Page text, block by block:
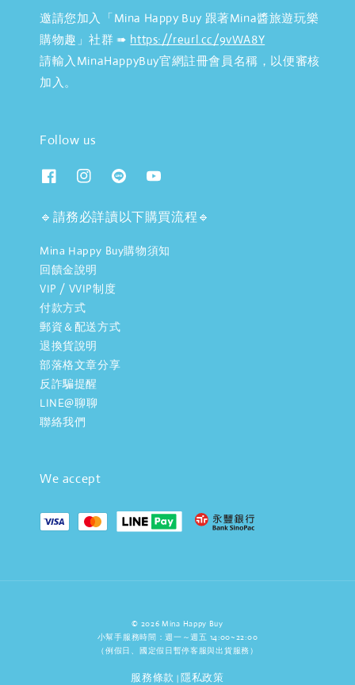
邀請您加入「Mina Happy Buy 跟著Mina醬旅遊玩樂
購物趣」社群 ➠ https://reurl.cc/9vWA8Y
請輸入MinaHappyBuy官網註冊會員名稱，以便審核
加入。
Follow us
🔹請務必詳讀以下購買流程🔹
Mina Happy Buy購物須知
回饋金說明
VIP / VVIP制度
付款方式
郵資＆配送方式
退換貨說明
部落格文章分享
反詐騙提醒
LINE@聊聊
聯絡我們
We accept
© 2026 Mina Happy Buy
小幫手服務時間：週一～週五 14:00~22:00
（例假日、國定假日暫停客服與出貨服務）
服務條款 | 隱私政策